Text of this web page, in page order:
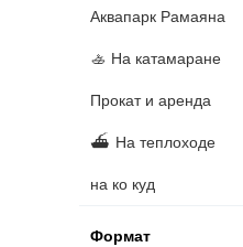
Аквапарк Рамаяна
На катамаране
Прокат и аренда
На теплоходе
на ко куд
Формат